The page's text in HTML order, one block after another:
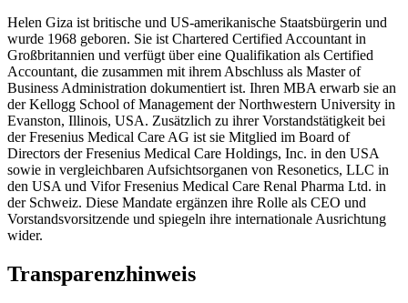
Helen Giza ist britische und US-amerikanische Staatsbürgerin und
wurde 1968 geboren. Sie ist Chartered Certified Accountant in
Großbritannien und verfügt über eine Qualifikation als Certified
Accountant, die zusammen mit ihrem Abschluss als Master of
Business Administration dokumentiert ist. Ihren MBA erwarb sie an
der Kellogg School of Management der Northwestern University in
Evanston, Illinois, USA. Zusätzlich zu ihrer Vorstandstätigkeit bei
der Fresenius Medical Care AG ist sie Mitglied im Board of
Directors der Fresenius Medical Care Holdings, Inc. in den USA
sowie in vergleichbaren Aufsichtsorganen von Resonetics, LLC in
den USA und Vifor Fresenius Medical Care Renal Pharma Ltd. in
der Schweiz. Diese Mandate ergänzen ihre Rolle als CEO und
Vorstandsvorsitzende und spiegeln ihre internationale Ausrichtung
wider.
Transparenzhinweis